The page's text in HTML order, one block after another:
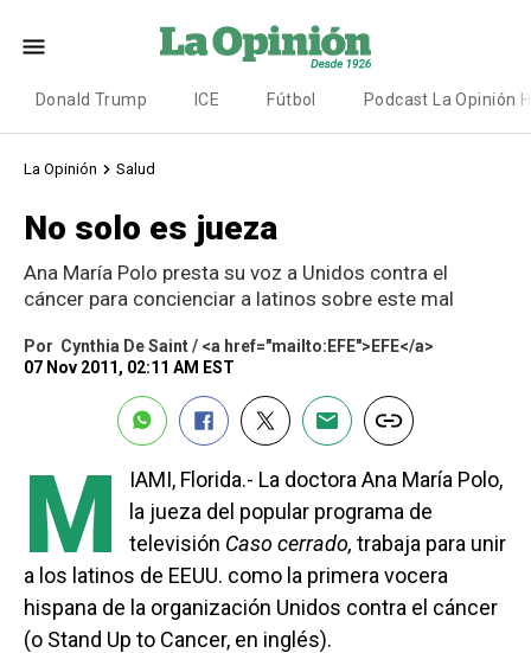
Donald Trump ICE Fútbol Podcast La Opinión
La Opinión Salud
No solo es jueza
Ana María Polo presta su voz a Unidos contra el
cáncer para concienciar a latinos sobre este mal
Por Cynthia De Saint / <a href="mailto:EFE">EFE</a>
07 Nov 2011, 02:11 AM EST
M
IAMI, Florida.- La doctora Ana María Polo,
la jueza del popular programa de
televisión Caso cerrado, trabaja para unir
a los latinos de EEUU. como la primera vocera
hispana de la organización Unidos contra el cáncer
(o Stand Up to Cancer, en inglés).